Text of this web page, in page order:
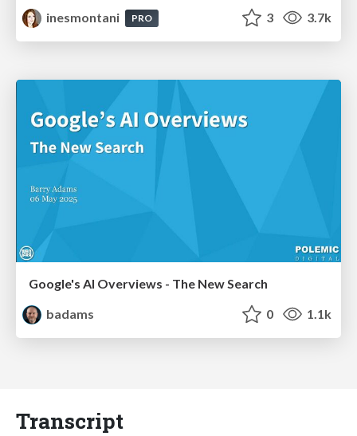
inesmontani
PRO 3 3.7k
Google's AI Overviews - The New Search
badams
0 1.1k
Transcript